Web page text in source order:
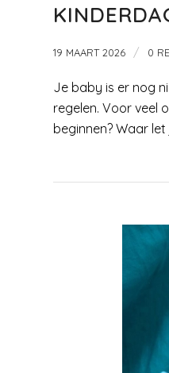
19 MAART 2026 / 0
Je baby is er nog
regelen. Voor veel
beginnen? Waar